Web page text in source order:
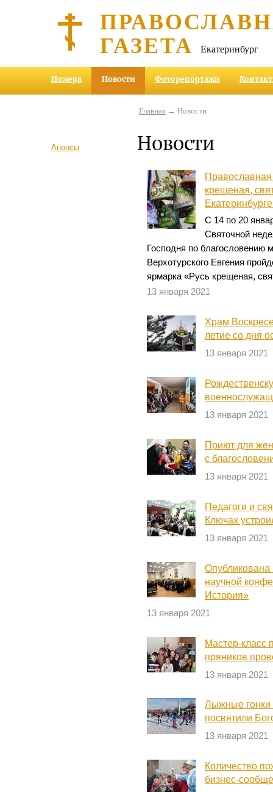
ГАЗЕТА Екатеринбург
Номера Новости Фоторепортажи
Анонсы
Главная→ Новости
Новости
крещеная,
С 14 по 20
Святочной
Господня по благословению
Верхотурского Евгения
ярмарка «Русь крещеная,
13 января 2021
Храм
летие со дня
13 января 2021
13 января 2021
Приют для
с
13 января 2021
Педагоги и
Ключах
13 января 2021
Опубликована
научной
История»
13 января 2021
Мастер-класс
пряников
13 января 2021
Лыжные гонки
посвятили
13 января 2021
Количество
бизнес-